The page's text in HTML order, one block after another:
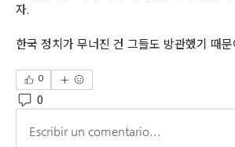
자.
한국 정치가 무너진 건 그들도 방관했기 때문
0
0
Escribir un comentario...